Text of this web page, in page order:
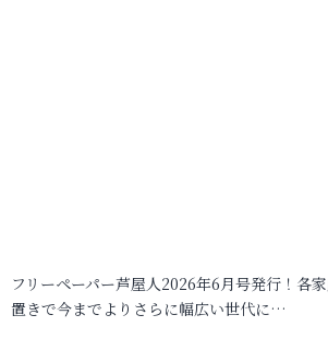
フリーペーパー芦屋人2026年6月号発行！各
置きで今までよりさらに幅広い世代に…